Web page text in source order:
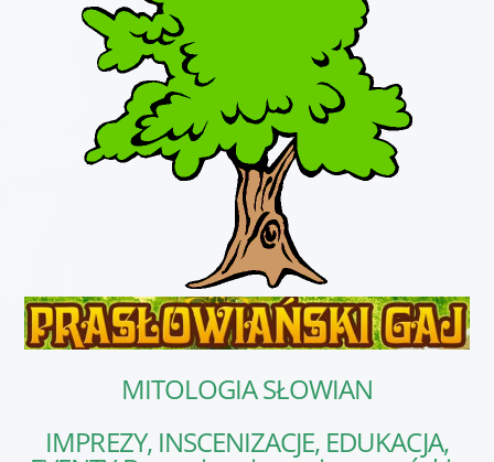
MITOLOGIA SŁOWIAN
IMPREZY, INSCENIZACJE, EDUKACJA,